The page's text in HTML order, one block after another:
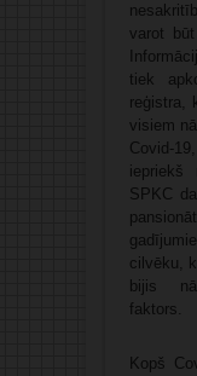
varot
tiek
reģistra,
visiem
Covid-
iepriekš
SPKC
cilvēku,
bijis
faktors.
Kopš